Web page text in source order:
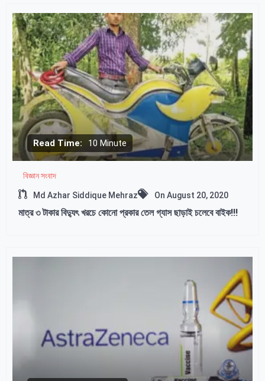
Read Time: 10 Minute
বিজ্ঞান সংবাদ
Md Azhar Siddique Mehraz On August 20, 2020
মাত্র ৩ টাকার বিদ্যুৎ খরচে কোনো প্রকার তেল গ্যাস ছাড়াই চলেবে বাইক!!!